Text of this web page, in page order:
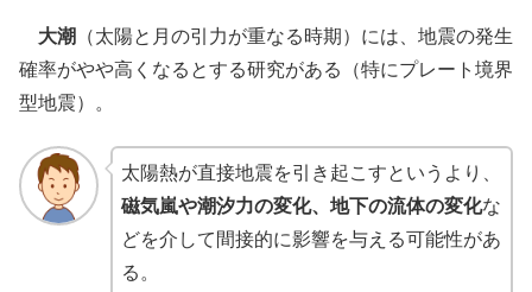
大潮
（太陽と月の引力が重なる時期）には、地震の発生
確率がやや高くなるとする研究がある（特にプレート境界
型地震）。
太陽熱が直接地震を引き起こすというより、
磁気嵐や潮汐力の変化、地下の流体の変化な
どを介して間接的に影響を与える可能性があ
る。